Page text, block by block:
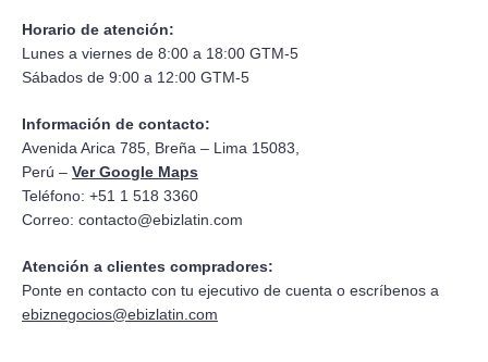
Horario de atención:
Lunes a viernes de 8:00 a 18:00 GTM-5
Sábados de 9:00 a 12:00 GTM-5
Información de contacto:
Avenida Arica 785, Breña – Lima 15083,
Perú – Ver Google Maps
Teléfono: +51 1 518 3360
Correo: contacto@ebizlatin.com
Atención a clientes compradores:
Ponte en contacto con tu ejecutivo de cuenta o escríbenos a
ebiznegocios@ebizlatin.com